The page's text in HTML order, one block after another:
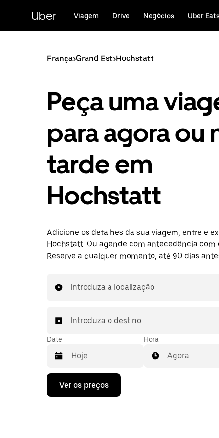
conteúdo
Uber Viagem Drive Negócios Uber Eats
França>Grand Est>Hochstatt
Peça uma
para agora ou
tarde em
Hochstatt
Adicione os detalhes da sua viagem, entre e
Hochstatt. Ou agende com antecedência com
Reserve a qualquer momento, até 90 dias
Introduza a localização
Introduza o destino
Date
Prima
tecla
Hora
Agora
Ver os preços